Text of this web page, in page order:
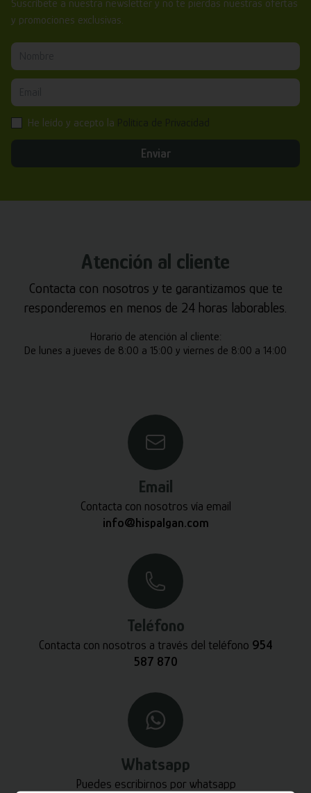
Suscríbete a nuestra newsletter y no te pierdas nuestras ofertas
y promociones exclusivas.
He leído y acepto la
Enviar
Atención al cliente
Contacta con nosotros y te garantizamos que te
responderemos en menos de 24 horas laborables.
Horario de atención al cliente:
De lunes a jueves de 8:00 a 15:00 y viernes de 8:00 a 14:00
Email
Contacta con nosotros vía email
info@hispalgan.com
Teléfono
Contacta con nosotros a través del teléfono 954
587 870
Whatsapp
Puedes escribirnos por whatsapp